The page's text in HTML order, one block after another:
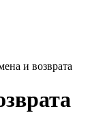
и возврата